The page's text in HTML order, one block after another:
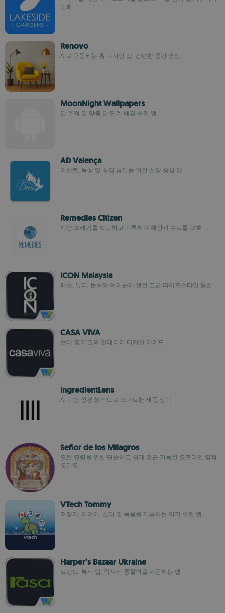
강화
Renovo
AI로 구동되는 홈 디자인 앱, 간편한 공간 변신
MoonNight Wallpapers
달 추적 및 맞춤 달 단계 배경 화면 앱
AD Valença
이벤트, 묵상 및 성경 공부를 위한 신앙 중심 앱
Remedies Citizen
해양 쓰레기를 보고하고 기록하여 해안과 수로를 보호
ICON Malaysia
패션, 뷰티, 문화와 아이콘에 관한 고급 라이프스타일 통찰
CASA VIVA
현대 홈 데코와 인테리어 디자인 가이드
IngredientLens
AI 기반 성분 분석으로 스마트한 제품 선택
Señor de los Milagros
모든 연령을 위한 단순하고 쉽게 접근 가능한 오프라인 영적
오디오
VTech Tommy
자장가, 이야기, 소리 및 녹음을 제공하는 아기 수면 앱
Harper’s Bazaar Ukraine
트렌드, 뷰티 팁, 럭셔리 통찰력을 제공하는 앱